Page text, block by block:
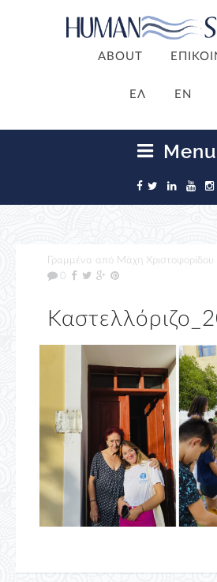
ABOUT
ΕΛ EN
Menu
Γραμμένα από Μάχη Χριστοφορίδου
0